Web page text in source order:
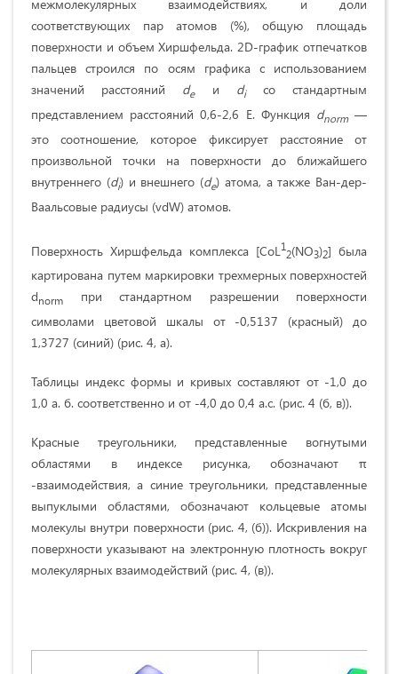
межмолекулярных взаимодействиях, и доли
соответствующих пар атомов (%), общую площадь
поверхности и объем Хиршфельда. 2D-график отпечатков
пальцев строился по осям графика с использованием
значений расстояний deи diсо стандартным
представлением расстояний 0,6-2,6 E. Функция dnorm—
это соотношение, которое фиксирует расстояние от
произвольной точки на поверхности до ближайшего
внутреннего (di) и внешнего (de) атома, а также Ван-дер-
Ваальсовые радиусы (vdW) атомов.
Поверхность Хиршфельда комплекса [CoL 1
2(NO3)2] была
картирована путем маркировки трехмерных поверхностей
dnorm при стандартном разрешении поверхности
символами цветовой шкалы от -0,5137 (красный) до
1,3727 (синий) (рис. 4, а).
Таблицы индекс формы и кривых составляют от -1,0 до
1,0 а. б. соответственно и от -4,0 до 0,4 а.с. (рис. 4 (б, в)).
Красные треугольники, представленные вогнутыми
областями в индексе рисунка, обозначают π
-взаимодействия, а синие треугольники, представленные
выпуклыми областями, обозначают кольцевые атомы
молекулы внутри поверхности (рис. 4, (б)). Искривления на
поверхности указывают на электронную плотность вокруг
молекулярных взаимодействий (рис. 4, (в)).